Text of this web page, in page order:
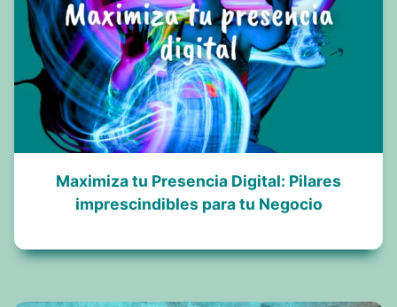
Maximiza tu Presencia Digital: Pilares
imprescindibles para tu Negocio